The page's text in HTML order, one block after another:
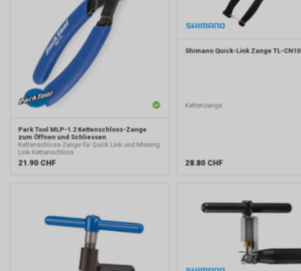
Park Tool MLP-1.2 Kettenschloss-Zange
zum Öffnen und Schliessen
Kettenschloss-Zange für Quick Link und Missing
Link Kettenschloss
21.90 CHF
Shimano Quick-Link Zange TL-CN10
Kettenzange
28.80 CHF